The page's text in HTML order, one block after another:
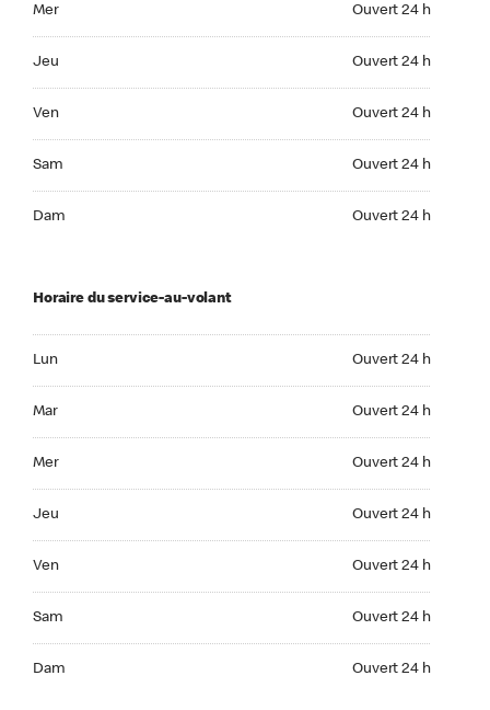
Mer Ouvert 24 h
Jeu Ouvert 24 h
Ven Ouvert 24 h
Sam Ouvert 24 h
Dam Ouvert 24 h
Horaire du service-au-volant
Lun Ouvert 24 h
Mar Ouvert 24 h
Mer Ouvert 24 h
Jeu Ouvert 24 h
Ven Ouvert 24 h
Sam Ouvert 24 h
Dam Ouvert 24 h